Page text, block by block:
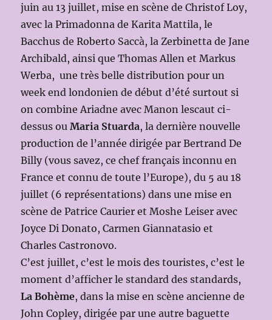
juin au 13 juillet, mise en scène de Christof Loy,
avec la Primadonna de Karita Mattila, le
Bacchus de Roberto Saccà, la Zerbinetta de Jane
Archibald, ainsi que Thomas Allen et Markus
Werba, une très belle distribution pour un
week end londonien de début d’été surtout si
on combine Ariadne avec Manon lescaut ci-
dessus ouMaria Stuarda, la dernière nouvelle
production de l’année dirigée par Bertrand De
Billy (vous savez, ce chef français inconnu en
France et connu de toute l’Europe), du 5 au 18
juillet (6 représentations) dans une mise en
scène de Patrice Caurier et Moshe Leiser avec
Joyce Di Donato, Carmen Giannatasio et
Charles Castronovo.
C’est juillet, c’est le mois des touristes, c’est le
moment d’afficher le standard des standards,
La Bohème, dans la mise en scène ancienne de
John Copley, dirigée par une autre baguette